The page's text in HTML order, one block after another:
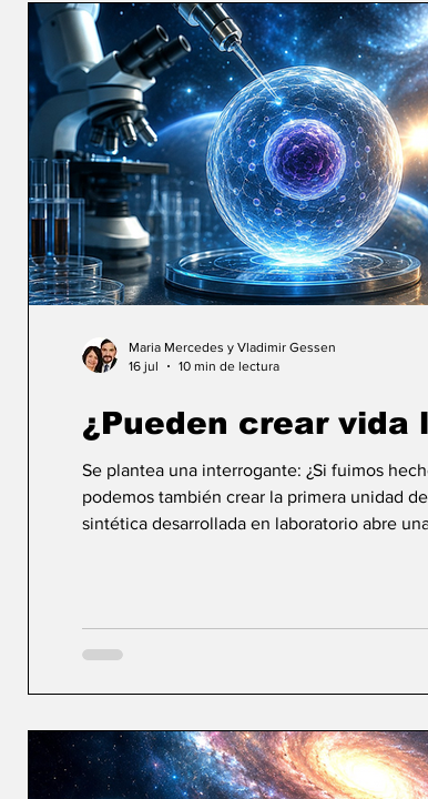
¿Pueden crear vida
Se plantea una interrogante: ¿Si fuimos
podemos también crear la primera unidad
sintética desarrollada en laboratorio abre
Maria Mercedes y Vladimir Gessen
16 jul
10 min de lectura